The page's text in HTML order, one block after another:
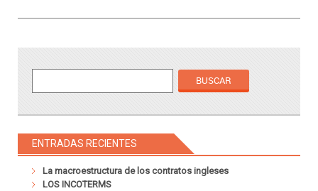
ENTRADAS RECIENTES
La macroestructura de los contratos ingleses
LOS INCOTERMS